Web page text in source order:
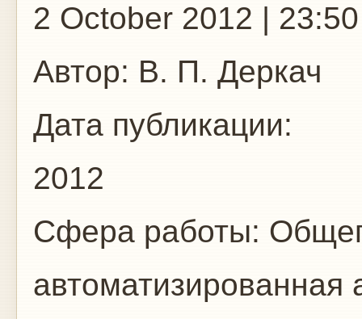
2 October 2012 | 23:50
Автор: В. П. Деркач
Дата публикации:
2012
Сфера работы:
автоматизированная